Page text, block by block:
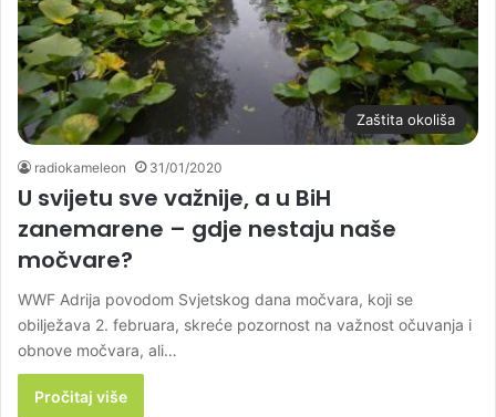
Zaštita okoliša
radiokameleon 31/01/2020
U svijetu sve važnije, a u BiH
zanemarene – gdje nestaju naše
močvare?
WWF Adrija povodom Svjetskog dana močvara, koji se
obilježava 2. februara, skreće pozornost na važnost očuvanja i
obnove močvara, ali…
Pročitaj više